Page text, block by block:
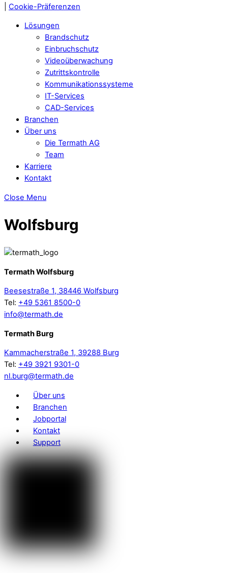
Cookie-Präferenzen
Lösungen
Brandschutz
Einbruchschutz
Videoüberwachung
Zutrittskontrolle
Kommunikationssysteme
IT-Services
CAD-Services
Branchen
Über uns
Die Termath AG
Team
Karriere
Kontakt
Close Menu
Wolfsburg
Termath Wolfsburg
Beesestraße 1, 38446 Wolfsburg
Tel: +49 5361 8500-0
info@termath.de
Termath Burg
Kammacherstraße 1, 39288 Burg
Tel: +49 3921 9301-0
nl.burg@termath.de
Über uns
Branchen
Jobportal
Kontakt
Support